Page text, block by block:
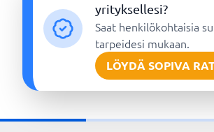
yrityksellesi?
Saat henkilökohtaisia
tarpeidesi mukaan.
LÖYDÄ SOPIVA